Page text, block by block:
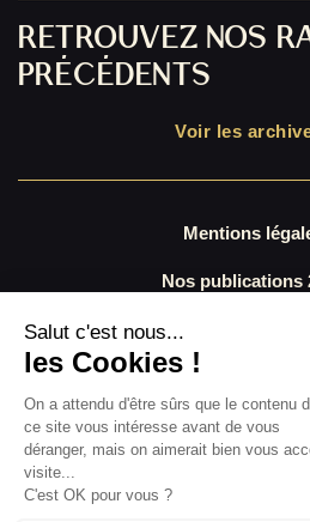
RETROUVEZ NOS
PRÉCÉDENTS
Voir les
Mentions
Nos publications
Chiffres clés
Les archives de nos